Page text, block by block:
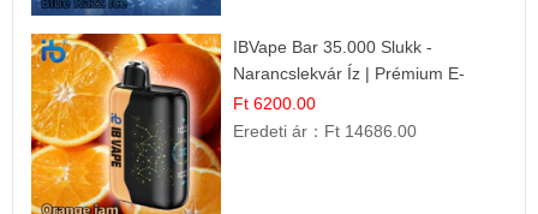
IBVape Bar 35.000 Slukk -
Narancslekvár Íz | Prémium E-
cigaretta
Ft 6200.00
Eredeti ár： Ft 14686.00